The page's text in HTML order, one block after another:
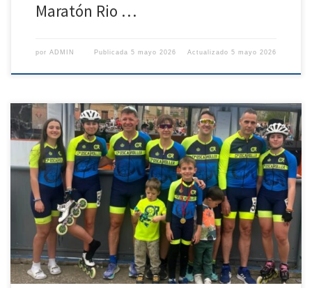
Maratón Rio …
por ADMIN Publicada5 mayo 2026 Actualizado5 mayo 2026
El sábado se disputó el III Trofeo Ciudad de Tudela de patinaje de
velocidad 2026, donde Osca Roller acudió con ocho integrantes de
diversas categorías, Daniel Blasco Benjamín masculino, Valentina
Sarrate infantil femenino, Adriana Ferrer y Alba Susin Juvenil femenino,
David Otin, Daniel Blanco y José Luis Maldonado en Máster […]